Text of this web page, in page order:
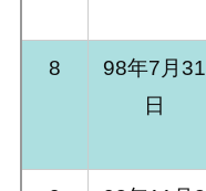
8
98年7月31
日